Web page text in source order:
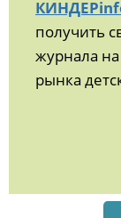
получить
журнала
рынка